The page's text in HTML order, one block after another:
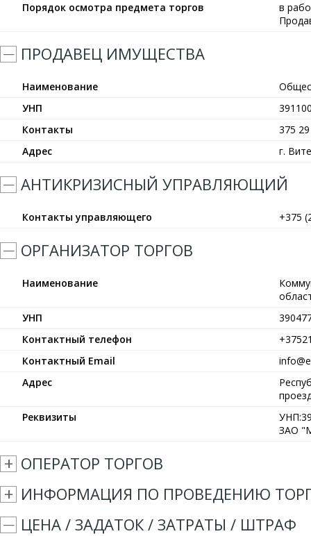
Порядок осмотра предмета торгов
в
ПРОДАВЕЦ ИМУЩЕСТВА
Наименование
УНП
Контакты
375
Адрес
г.
АНТИКРИЗИСНЫЙ УПРАВЛЯЮЩИЙ
Контакты управляющего +375
ОРГАНИЗАТОР ТОРГОВ
Наименование
УНП
Контактный телефон
Контактный Email
Адрес
Реквизиты
ЗАО
ОПЕРАТОР ТОРГОВ
ИНФОРМАЦИЯ ПО ПРОВЕДЕНИЮ
ЦЕНА / ЗАДАТОК / ЗАТРАТЫ / ШТРАФ